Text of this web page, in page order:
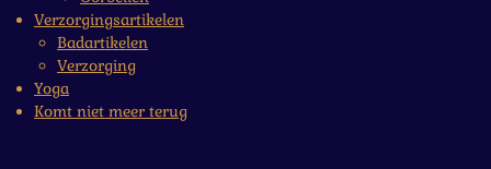
Verzorgingsartikelen
Badartikelen
Verzorging
Yoga
Komt niet meer terug